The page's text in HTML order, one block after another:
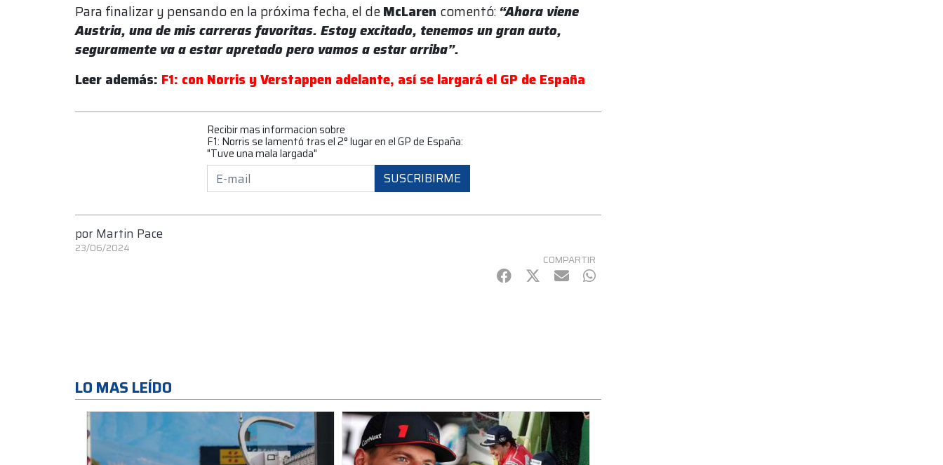
Para finalizar y pensando en la próxima fecha, el deMcLaren comentó:“Ahora viene
Austria, una de mis carreras favoritas. Estoy excitado, tenemos un gran auto,
seguramente va a estar apretado pero vamos a estar arriba”.
Leer además: F1: con Norris y Verstappen adelante, así se largará el GP de España
Recibir mas informacion sobre
F1: Norris se lamentó tras el 2° lugar en el GP de España:
"Tuve una mala largada"
SUSCRIBIRME
por Martin Pace
23/06/2024
COMPARTIR
Facebook
Twitter
mail WhatsApp
LO MAS LEÍDO